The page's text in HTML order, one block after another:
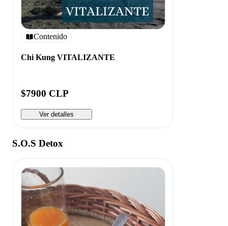
Contenido
Chi Kung VITALIZANTE
$7900 CLP
Ver detalles
S.O.S Detox